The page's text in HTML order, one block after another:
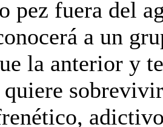
pez fuera del
a un
la anterior y